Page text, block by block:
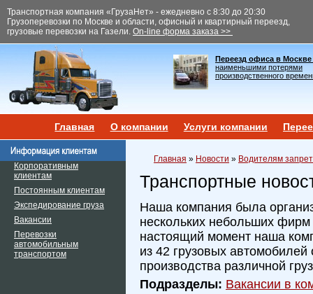
Транспортная компания «ГрузаНет» - ежедневно с 8:30 до 20:30
Грузоперевозки по Москве и области, офисный и квартирный переезд,
грузовые перевозки на Газели. On-line форма заказа >>
Переезд офиса в Москве
наименьшими потерями
производственного
Главная О компании Услуги компании
Корпоративным
клиентам
Постоянным клиентам
Экспедирование груза
Вакансии
Перевозки
автомобильным
транспортом
Главная » Новости » Водителям
Транспортные
Наша компания была
нескольких небольших фирм
настоящий момент наша
из 42 грузовых автомобилей
производства различной
Подразделы: Вакансии в